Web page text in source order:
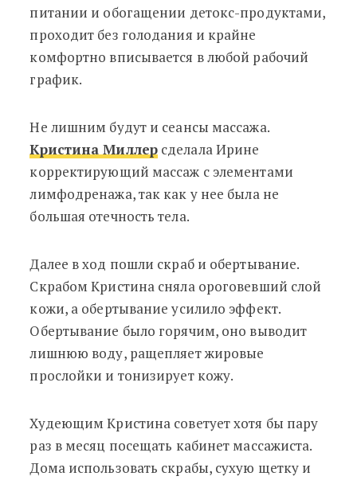
питании и обогащении детокс-продуктами,
проходит без голодания и крайне
комфортно вписывается в любой рабочий
график.
Не лишним будут и сеансы массажа.
Кристина Миллерсделала Ирине
корректирующий массаж с элементами
лимфодренажа, так как у нее была не
большая отечность тела.
Далее в ход пошли скраб и обертывание.
Скрабом Кристина сняла ороговевший слой
кожи, а обертывание усилило эффект.
Обертывание было горячим, оно выводит
лишнюю воду, ращепляет жировые
прослойки и тонизирует кожу.
Худеющим Кристина советует хотя бы пару
раз в месяц посещать кабинет массажиста.
Дома использовать скрабы, сухую щетку и